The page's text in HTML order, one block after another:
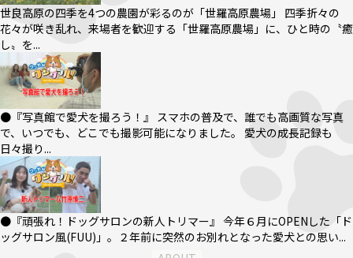
世良高原の四季を4つの農園が彩るのが「世羅高原農場」 四季折々の
花々が咲き乱れ、来場者を歓迎する「世羅高原農場」に、ひと時の〝癒
し〟を...
●『写真館で愛犬を撮ろう！』 スマホの普及で、誰でも高画質な写真
で、いつでも、どこでも撮影可能になりました。 愛犬の成長記録も
日々撮り...
●『頑張れ！ドッグサロンの新人トリマー』 今年６月にOPENした「ド
ッグサロン風(FUU)」。２年前に突然のお別れとなった愛犬との思い...